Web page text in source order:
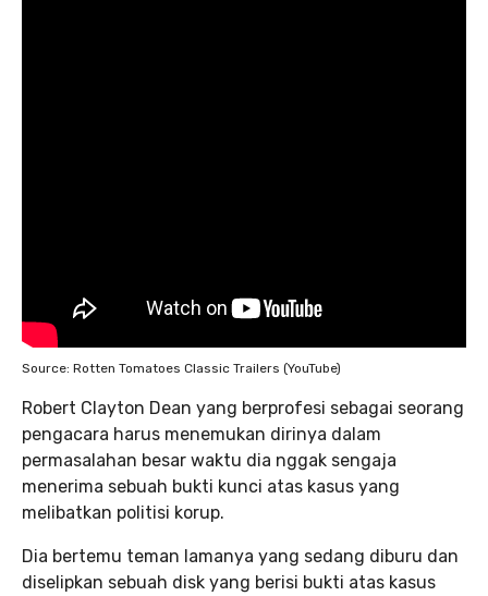
Source: Rotten Tomatoes Classic Trailers (YouTube)
Robert Clayton Dean yang berprofesi sebagai seorang
pengacara harus menemukan dirinya dalam
permasalahan besar waktu dia nggak sengaja
menerima sebuah bukti kunci atas kasus yang
melibatkan politisi korup.
Dia bertemu teman lamanya yang sedang diburu dan
diselipkan sebuah disk yang berisi bukti atas kasus